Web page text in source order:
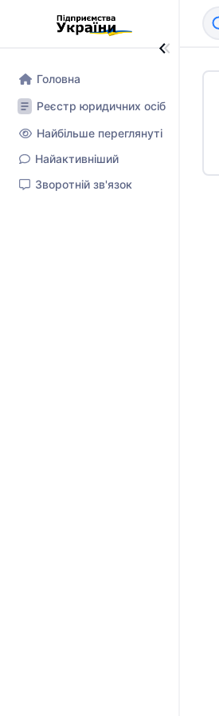
Головна
Реєстр юридичних осіб
Найбільше переглянуті
Найактивніший
Зворотній зв'язок